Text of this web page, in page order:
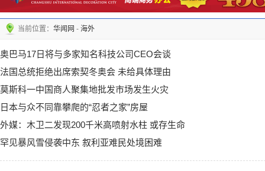
当前位置： 华闻网 - 海外
奥巴马17日将与多家知名科技公司CEO会谈
法国总统拒绝出席索契冬奥会 未给具体理由
莫斯科一中国商人聚集地批发市场发生火灾
日本与众不同靠攀爬的“忍者之家”房屋
外媒：木卫二发现200千米高喷射水柱 或存生命
罕见暴风雪侵袭中东 叙利亚难民处境困难